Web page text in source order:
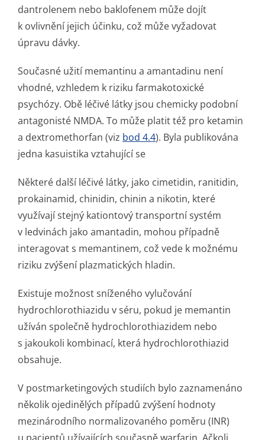
dantrolenem nebo baklofenem může dojít
k ovlivnění jejich účinku, což může vyžadovat
úpravu dávky.
Současné užití memantinu a amantadinu není
vhodné, vzhledem k riziku farmakotoxické
psychózy. Obě léčivé látky jsou chemicky podobní
antagonisté NMDA. To může platit též pro ketamin
a dextromethorfan (viz bod 4.4). Byla publikována
jedna kasuistika vztahující se
Některé další léčivé látky, jako cimetidin, ranitidin,
prokainamid, chinidin, chinin a nikotin, které
využívají stejný kationtový transportní systém
v ledvinách jako amantadin, mohou případně
interagovat s memantinem, což vede k možnému
riziku zvýšení plazmatických hladin.
Existuje možnost sníženého vylučování
hydrochlorothiazidu v séru, pokud je memantin
užíván společně hydrochlorothi­azidem nebo
s jakoukoli kombinací, která hydrochlorothiazid
obsahuje.
V postmarketin­gových studiích bylo zaznamenáno
několik ojedinělých případů zvýšení hodnoty
mezinárodního normalizovaného poměru (INR)